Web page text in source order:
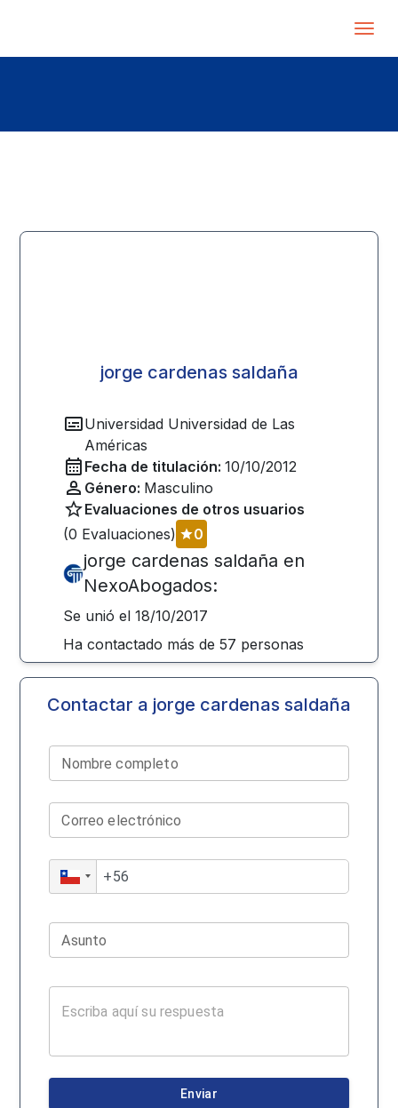
jorge cardenas saldaña
Universidad Universidad de Las
Américas
Fecha de titulación: 10/10/2012
Género: Masculino
Evaluaciones de otros usuarios
(0 Evaluaciones) 0
jorge cardenas saldaña en
NexoAbogados:
Se unió el 18/10/2017
Ha contactado más de57 personas
Contactar a jorge cardenas saldaña
Nombre completo
Correo electrónico
Asunto
Enviar